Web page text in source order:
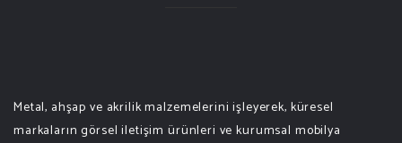
Metal, ahşap ve akrilik malzemelerini işleyerek, küresel
markaların görsel iletişim ürünleri ve kurumsal mobilya